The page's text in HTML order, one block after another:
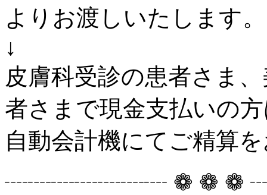
よりお渡しいたします。
↓
皮膚科受診の患者さま
者さまで現金支払いの
自動会計機にてご精算
┈┈┈┈┈┈┈ ❁ ❁ ❁